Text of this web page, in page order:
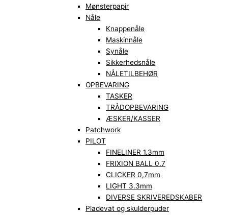
Mønsterpapir
Nåle
Knappenåle
Maskinnåle
Synåle
Sikkerhedsnåle
NÅLETILBEHØR
OPBEVARING
TASKER
TRÅDOPBEVARING
ÆSKER/KASSER
Patchwork
PILOT
FINELINER 1.3mm
FRIXION BALL 0.7
CLICKER 0,7mm
LIGHT 3.3mm
DIVERSE SKRIVEREDSKABER
Pladevat og skulderpuder